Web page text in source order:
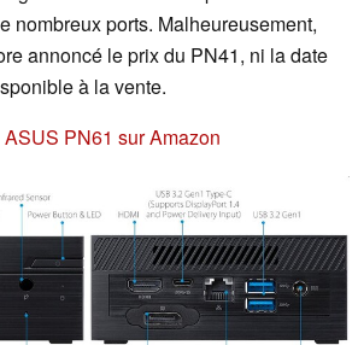
nombreux ports. Malheureusement,
annoncé le prix du PN41, ni la date
à la vente.
PN61 sur Amazon